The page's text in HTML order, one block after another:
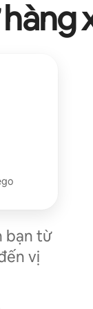
bạn từ
vị